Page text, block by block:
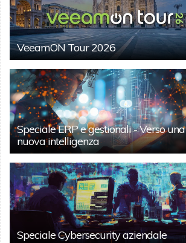
VeeamON Tour 2026
Speciale ERP e gestionali - Verso una
nuova intelligenza
Speciale Cybersecurity aziendale